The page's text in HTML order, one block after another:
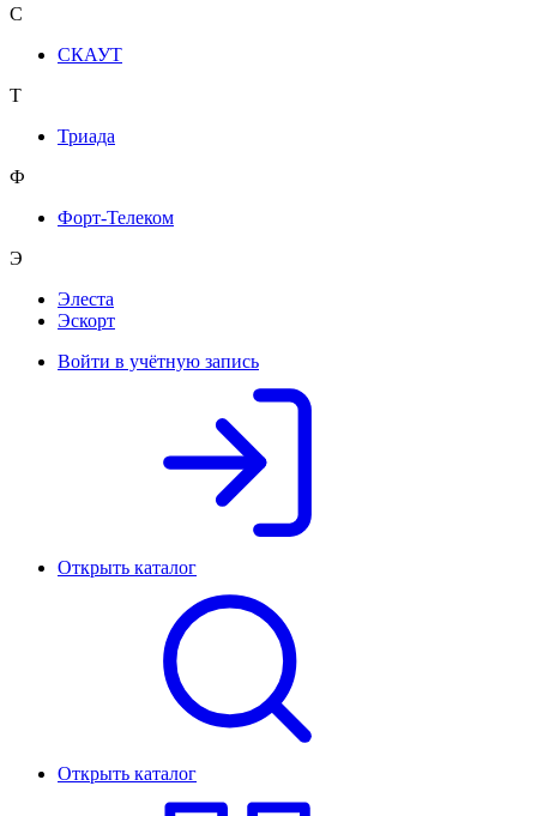
С
СКАУТ
Т
Триада
Ф
Форт-Телеком
Э
Элеста
Эскорт
Войти в учётную запись
Открыть каталог
Открыть каталог